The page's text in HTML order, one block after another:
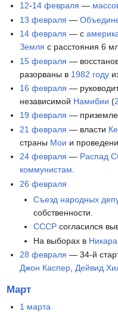
12-14 февраля —
13 февраля —
14 февраля — с
Земля с расстояния 6
15 февраля —
разорваны в 1982 году
16 февраля —
независимой Намибии (
19 февраля —
21 февраля — власти
страны Мои и
24 февраля — Распад
коммунистам.
26 февраля
Съезд народных
собственности.
СССРсогласился
На выборах в
28 февраля — 34-й
Джон Каспер Дейвид
Март
1 марта